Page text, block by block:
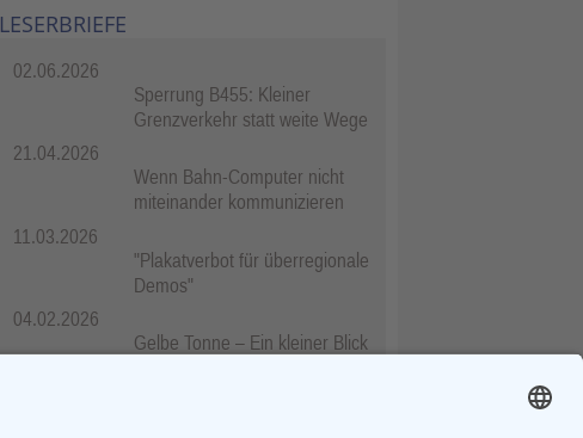
LESERBRIEFE
02.06.2026
Sperrung B455: Kleiner
Grenzverkehr statt weite Wege
21.04.2026
Wenn Bahn-Computer nicht
miteinander kommunizieren
11.03.2026
"Plakatverbot für überregionale
Demos"
04.02.2026
Gelbe Tonne – Ein kleiner Blick